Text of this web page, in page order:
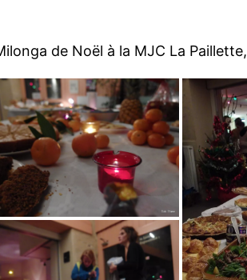
de Noël à la MJC La Paillette,